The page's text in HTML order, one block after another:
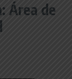
Área de